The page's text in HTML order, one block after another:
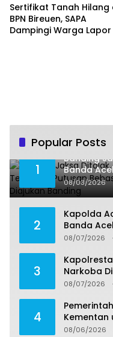
Sertifikat Tanah Hilang
BPN Bireuen, SAPA
Dampingi Warga Lapor
Popular Posts
1
Banding
Banda
Dua
Banding
08/03/2026
2
Kapolda
Banda
08/07/2026
3
Narkoba
Tegaskan
08/07/2026
4
Kementan
Kebun
08/06/2026